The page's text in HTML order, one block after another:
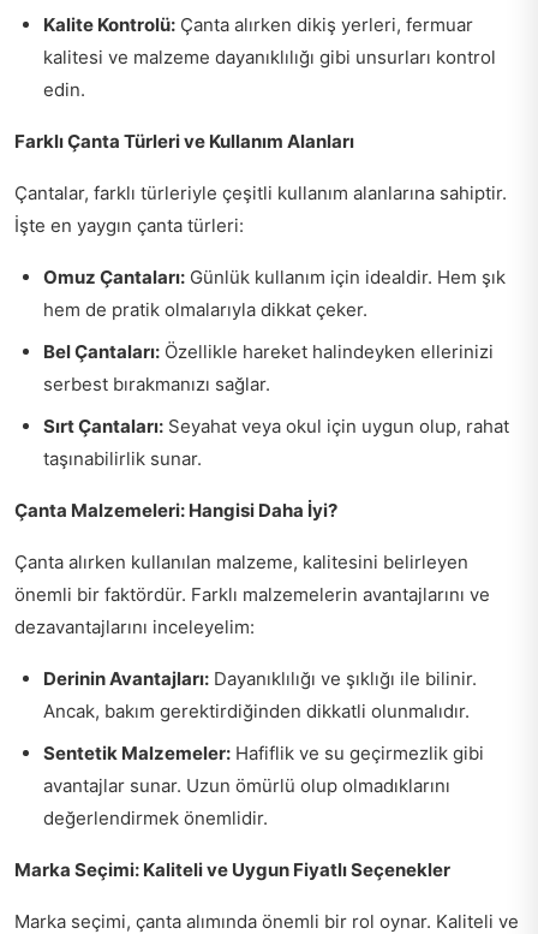
Kalite Kontrolü: Çanta alırken dikiş yerleri, fermuar
kalitesi ve malzeme dayanıklılığı gibi unsurları kontrol
edin.
Farklı Çanta Türleri ve Kullanım Alanları
Çantalar, farklı türleriyle çeşitli kullanım alanlarına sahiptir.
İşte en yaygın çanta türleri:
Omuz Çantaları: Günlük kullanım için idealdir. Hem şık
hem de pratik olmalarıyla dikkat çeker.
Bel Çantaları: Özellikle hareket halindeyken ellerinizi
serbest bırakmanızı sağlar.
Sırt Çantaları: Seyahat veya okul için uygun olup, rahat
taşınabilirlik sunar.
Çanta Malzemeleri: Hangisi Daha İyi?
Çanta alırken kullanılan malzeme, kalitesini belirleyen
önemli bir faktördür. Farklı malzemelerin avantajlarını ve
dezavantajlarını inceleyelim:
Derinin Avantajları: Dayanıklılığı ve şıklığı ile bilinir.
Ancak, bakım gerektirdiğinden dikkatli olunmalıdır.
Sentetik Malzemeler: Hafiflik ve su geçirmezlik gibi
avantajlar sunar. Uzun ömürlü olup olmadıklarını
değerlendirmek önemlidir.
Marka Seçimi: Kaliteli ve Uygun Fiyatlı Seçenekler
Marka seçimi, çanta alımında önemli bir rol oynar. Kaliteli ve